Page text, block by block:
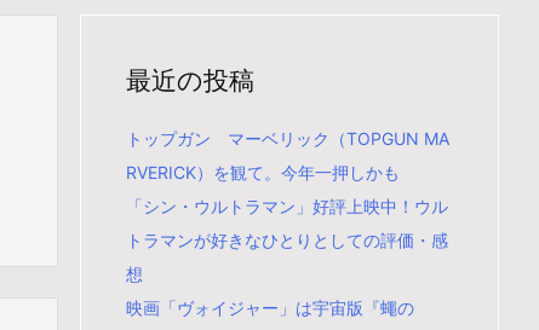
最近の投稿
トップガン マーベリック（TOPGUN MA
RVERICK）を観て。今年一押しかも
「シン・ウルトラマン」好評上映中！ウル
トラマンが好きなひとりとしての評価・感
想
映画「ヴォイジャー」は宇宙版『蠅の